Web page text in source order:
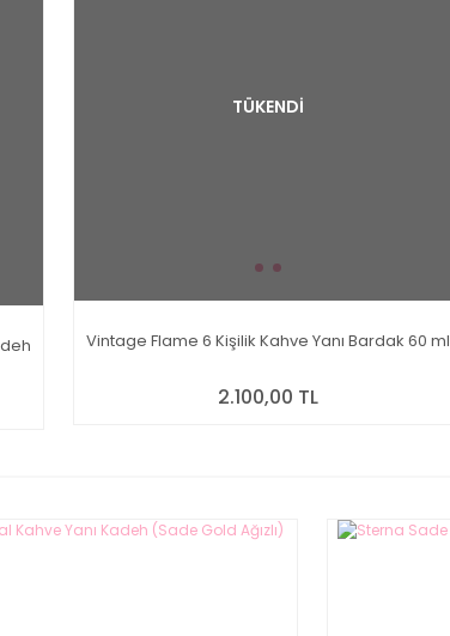
TÜKENDİ
Vintage Flame 6 Kişilik Kahve Yanı Bardak 60 ml
2.100,00 TL